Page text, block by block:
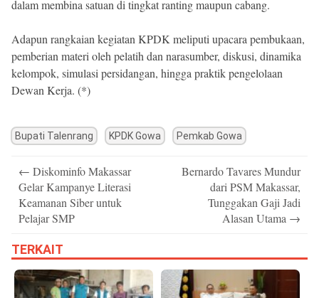
dalam membina satuan di tingkat ranting maupun cabang.
Adapun rangkaian kegiatan KPDK meliputi upacara pembukaan,
pemberian materi oleh pelatih dan narasumber, diskusi, dinamika
kelompok, simulasi persidangan, hingga praktik pengelolaan
Dewan Kerja. (*)
Bupati Talenrang KPDK Gowa Pemkab Gowa
navigation
← Diskominfo Makassar
Gelar Kampanye Literasi
Keamanan Siber untuk
Pelajar SMP
Bernardo Tavares Mundur
dari PSM Makassar,
Tunggakan Gaji Jadi
Alasan Utama →
TERKAIT